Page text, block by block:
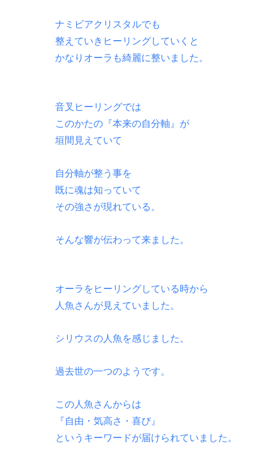
ナミビアクリスタルでも
整えていきヒーリングしていくと
かなりオーラも綺麗に整いました。
音叉ヒーリングでは
このかたの『本来の自分軸』が
垣間見えていて
自分軸が整う事を
既に魂は知っていて
その強さが現れている。
そんな響が伝わって来ました。
オーラをヒーリングしている時から
人魚さんが見えていました。
シリウスの人魚を感じました。
過去世の一つのようです。
この人魚さんからは
『自由・気高さ・喜び』
というキーワードが届けられていました。